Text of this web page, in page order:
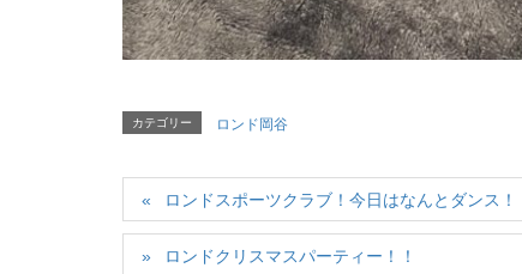
カテゴリー ロンド岡谷
ロンドスポーツクラブ！今日はなんとダンス！
ロンドクリスマスパーティー！！